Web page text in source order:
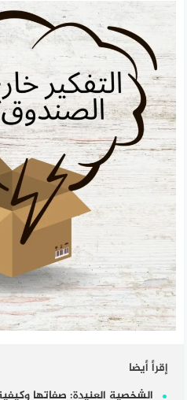
إقرأ أيضا
الشخصية العنيدة: صفاتها